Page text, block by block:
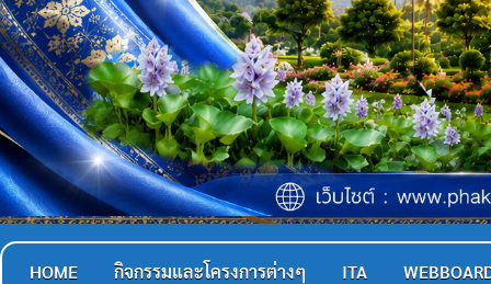
HOME กิจกรรมและโครงการต่างๆ ITA